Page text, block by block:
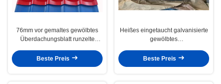
76mm vor gemaltes gewölbtes
Überdachungsblatt runzelte
Beste Preis
Heißes eingetaucht galvanisierte
gewölbtes
Stahldach-Platte
Beste Preis